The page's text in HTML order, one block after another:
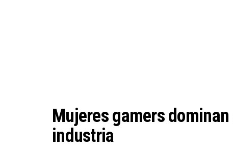
Mujeres gamers
industria